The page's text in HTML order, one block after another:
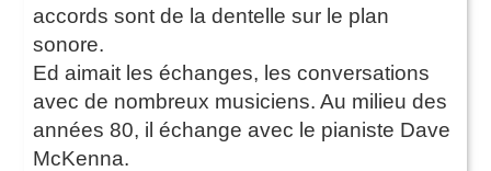
accords sont de la dentelle sur le plan
sonore.
Ed aimait les échanges, les conversations
avec de nombreux musiciens. Au milieu des
années 80, il échange avec le pianiste Dave
McKenna.